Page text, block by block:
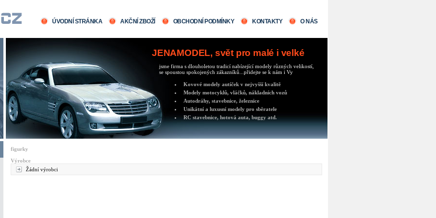
ÚVODNÍ STRÁNKA AKČNÍ ZBOŽÍ OBCHODNÍ PODMÍNKY KONTAKTY O NÁS
JENAMODEL, svět pro malé i velké
jsme firma s dlouholetou tradicí nabízející modely různých velikostí,
se spoustou spokojených zákazníků...přidejte se k nám i Vy
Kovové modely autíček v nejvyšší kvalitě
Modely motocyklů, vláčků, nákladních vozů
Autodráhy, stavebnice, železnice
Unikátní a luxusní modely pro sběratele
RC stavebnice, hotová auta, buggy atd.
figurky
Výrobce
Žádní výrobci